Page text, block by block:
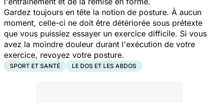
Gardez toujours en tête la notion de posture. À aucun
moment, celle-ci ne doit être détériorée sous prétexte
que vous puissiez essayer un exercice difficile. Si vous
avez la moindre douleur durant l'exécution de votre
exercice, revoyez votre posture.
SPORT ET SANTÉ LE DOS ET LES ABDOS